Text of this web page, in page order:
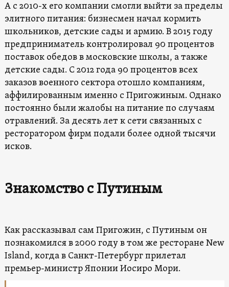
А с 2010-х его компании смогли выйти за пределы
элитного питания: бизнесмен начал кормить
школьников, детские сады и армию. В 2015 году
предприниматель контролировал 90 процентов
поставок обедов в московские школы, а также
детские сады. С 2012 года 90 процентов всех
заказов военного сектора отошло компаниям,
аффилированным именно с Пригожиным. Однако
постоянно были жалобы на питание по случаям
отравлений. За десять лет к сети связанных с
ресторатором фирм подали более одной тысячи
исков.
Знакомство с Путиным
Как рассказывал сам Пригожин, с Путиным он
познакомился в 2000 году в том же ресторане New
Island, когда в Санкт-Петербург прилетал
премьер-министр Японии Иосиро Мори.